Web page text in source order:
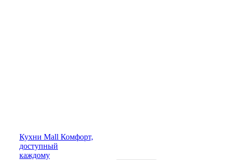
Кухни Mall Комфорт,
доступный
каждому